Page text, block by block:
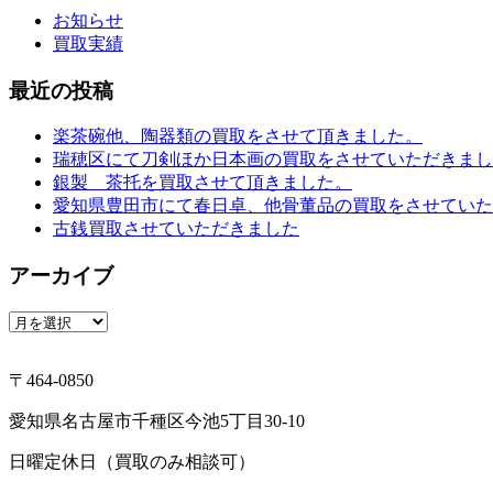
お知らせ
買取実績
最近の投稿
楽茶碗他、陶器類の買取をさせて頂きました。
瑞穂区にて刀剣ほか日本画の買取をさせていただきまし
銀製 茶托を買取させて頂きました。
愛知県豊田市にて春日卓、他骨董品の買取をさせていた
古銭買取させていただきました
アーカイブ
ア
イ
ブ
〒464-0850
愛知県名古屋市千種区今池5丁目30-10
日曜定休日（買取のみ相談可）